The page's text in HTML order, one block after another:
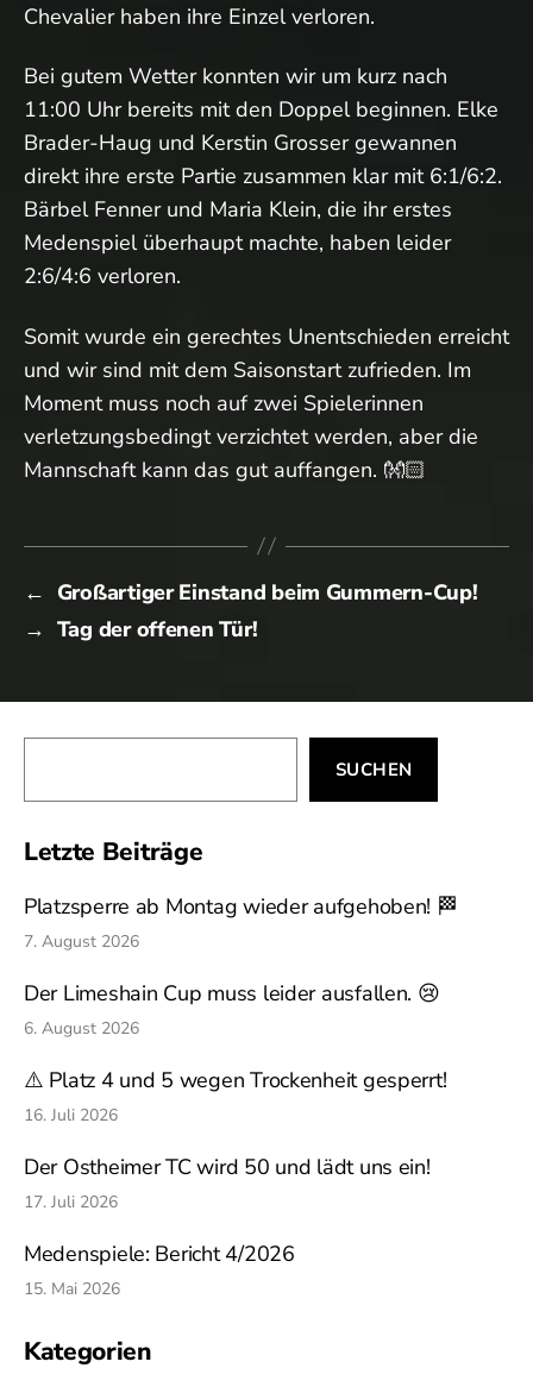
Chevalier haben ihre Einzel verloren.
Bei gutem Wetter konnten wir um kurz nach
11:00 Uhr bereits mit den Doppel beginnen. Elke
Brader-Haug und Kerstin Grosser gewannen
direkt ihre erste Partie zusammen klar mit 6:1/6:2.
Bärbel Fenner und Maria Klein, die ihr erstes
Medenspiel überhaupt machte, haben leider
2:6/4:6 verloren.
Somit wurde ein gerechtes Unentschieden erreicht
und wir sind mit dem Saisonstart zufrieden. Im
Moment muss noch auf zwei Spielerinnen
verletzungsbedingt verzichtet werden, aber die
Mannschaft kann das gut auffangen. 👐🏻
← Großartiger Einstand beim Gummern-Cup!
→ Tag der offenen Tür!
SUCHEN
Letzte Beiträge
Platzsperre ab Montag wieder aufgehoben! 🏁
7. August 2026
Der Limeshain Cup muss leider ausfallen. 😢
6. August 2026
⚠️ Platz 4 und 5 wegen Trockenheit gesperrt!
16. Juli 2026
Der Ostheimer TC wird 50 und lädt uns ein!
17. Juli 2026
Medenspiele: Bericht 4/2026
15. Mai 2026
Kategorien